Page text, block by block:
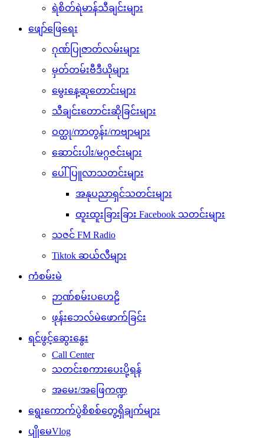
ရဲစိတ်ရဲမာန်သီချင်းများ
ဖျော်ဖြေရေး
ဂုဏ်ပြုဇာတ်လမ်းများ
မှတ်တမ်းဗီဒီယိုများ
မွေးနေ့ဆုတောင်းများ
သီချင်းတောင်းဆိုခြင်းများ
ဝတ္ထု/ကာတွန်း/ကဗျာများ
ဆောင်းပါး/မဂ္ဂဇင်းများ
ပေါ်ပြူလာသတင်းများ
အနုပညာရှင်သတင်းများ
ထူးထူးခြားခြား Facebook သတင်းများ
သဇင် FM Radio
Tiktok ဆယ်လီများ
ကံစမ်းမဲ
ဉာဏ်စမ်းပဟေဠိ
ဖုန်းဘေလ်မဲဖောက်ခြင်း
ရင်ဖွင့်ဆွေးနွေး
Call Center
သတင်းစကားပေးပို့ရန်
အမေး/အဖြေကဏ္ဍ
ရွေးကောက်ပွဲစိစစ်တွေ့ရှိချက်များ
ပျိုမေVlog